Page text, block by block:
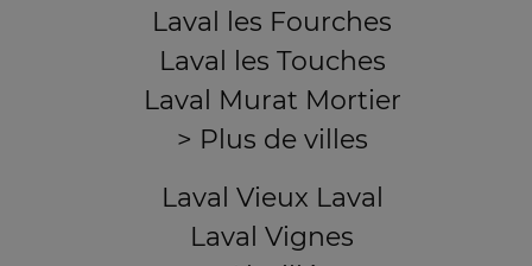
Laval les Fourches
Laval les Touches
Laval Murat Mortier
> Plus de villes
Laval Vieux Laval
Laval Vignes